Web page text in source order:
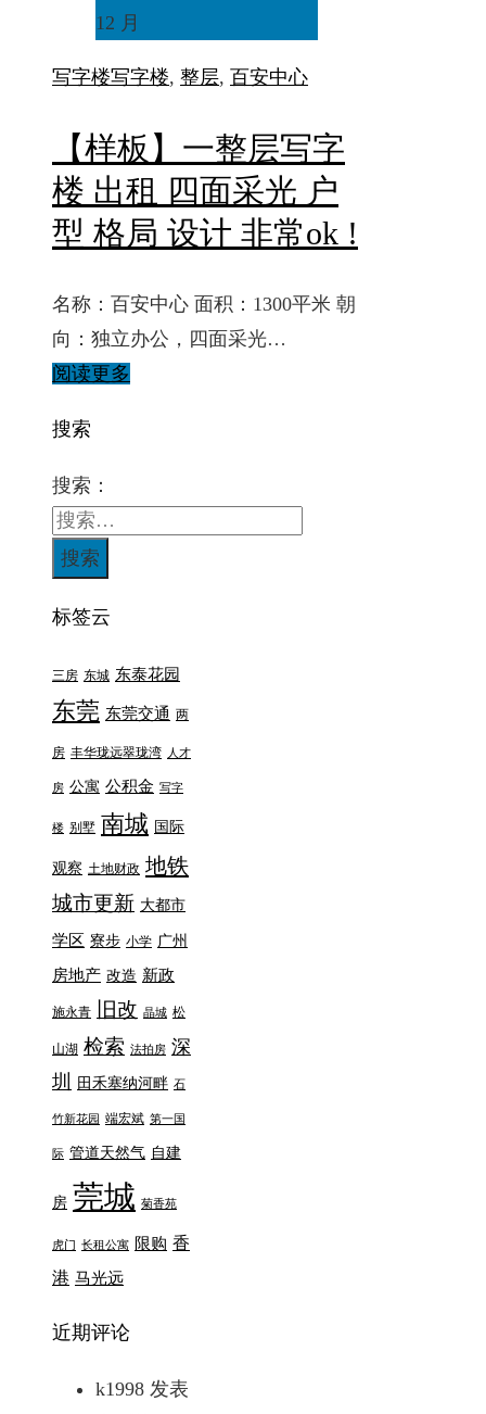
12 月
写字楼写字楼, 整层, 百安中心
【样板】一整层写字
楼 出租 四面采光 户
型 格局 设计 非常ok !
名称：百安中心 面积：1300平米 朝
向：独立办公，四面采光…
阅读更多
搜索
搜索：
标签云
三房 东城 东泰花园
东莞 东莞交通 两
房 丰华珑远翠珑湾 人才
房 公寓 公积金 写字
楼 别墅 南城 国际
观察 土地财政 地铁
城市更新 大都市
学区 寮步 小学 广州
房地产 改造 新政
施永青 旧改 晶城 松
山湖 检索 法拍房 深
圳
田禾塞纳河畔 石
竹新花园 端宏斌 第一国
际 管道天然气 自建
房 莞城 菊香苑
虎门 长租公寓 限购 香
港 马光远
近期评论
k1998 发表